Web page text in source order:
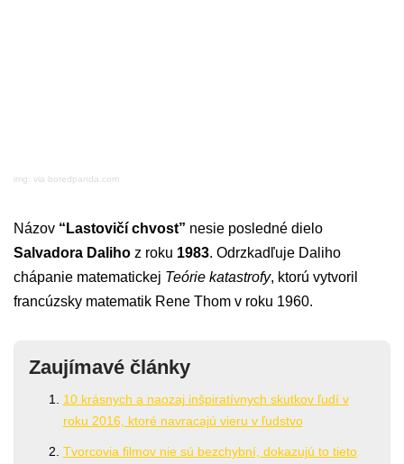
img: via boredpanda.com
Názov “Lastovičí chvost” nesie posledné dielo
Salvadora Daliho z roku 1983. Odrzkadľuje Daliho
chápanie matematickej Teórie katastrofy, ktorú vytvoril
francúzsky matematik Rene Thom v roku 1960.
Zaujímavé články
10 krásnych a naozaj inšpiratívnych skutkov ľudí v
roku 2016, ktoré navracajú vieru v ľudstvo
Tvorcovia filmov nie sú bezchybní, dokazujú to tieto